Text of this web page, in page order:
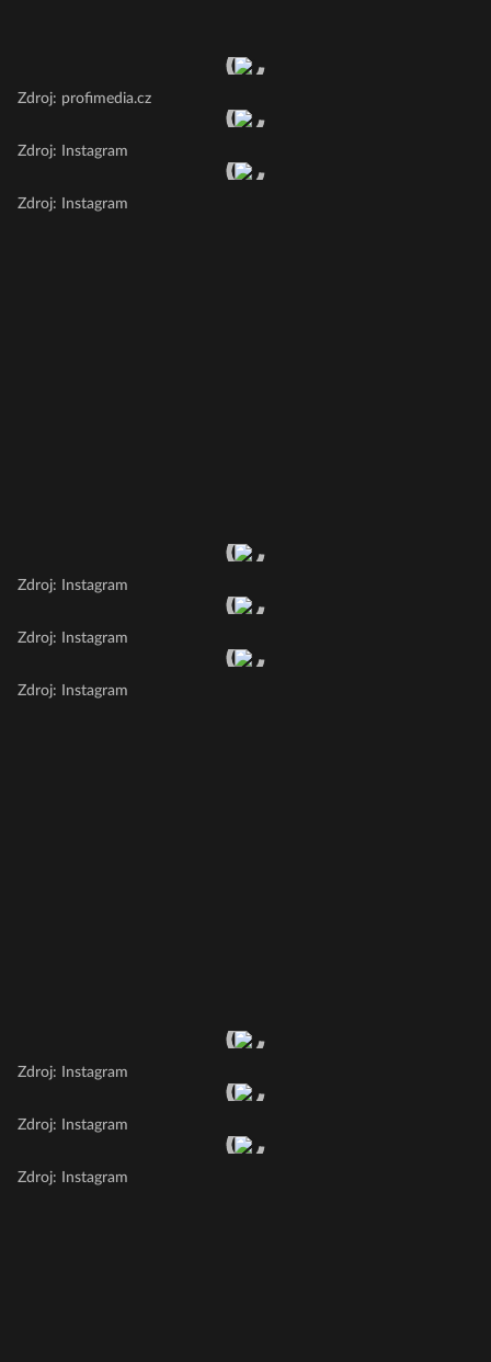
Zdroj: profimedia.cz
Zdroj: Instagram
Zdroj: Instagram
Zdroj: Instagram
Zdroj: Instagram
Zdroj: Instagram
Zdroj: Instagram
Zdroj: Instagram
Zdroj: Instagram